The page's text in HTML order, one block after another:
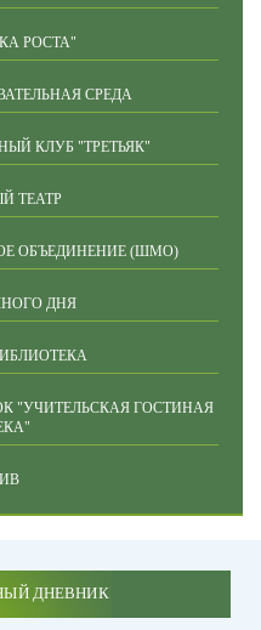
РОСТА"
СРЕДА
КЛУБ "ТРЕТЬЯК"
ТЕАТР
ОБЪЕДИНЕНИЕ (ШМО)
ДНЯ
"УЧИТЕЛЬСКАЯ ГОСТИНАЯ
ДНЕВНИК